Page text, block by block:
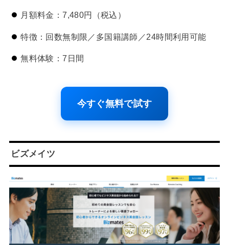
月額料金：7,480円（税込）
特徴：回数無制限／多国籍講師／24時間利用可能
無料体験：7日間
今すぐ無料で試す
ビズメイツ